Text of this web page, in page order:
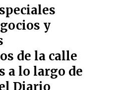
y
de la calle
a lo largo de
Diario